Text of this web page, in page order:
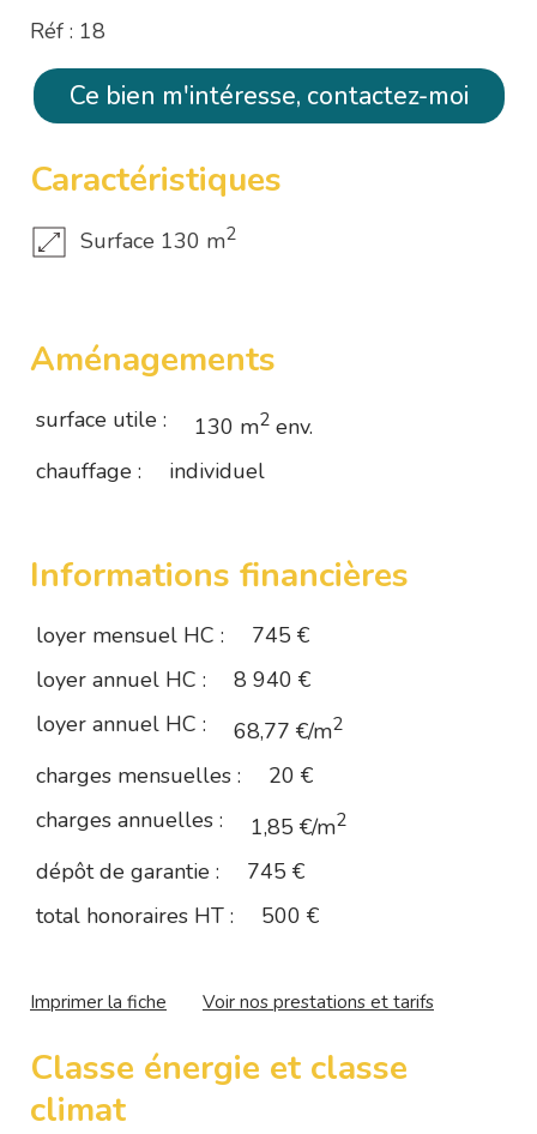
Réf : 18
Ce bien m'intéresse, contactez-moi
Caractéristiques
Surface 130 m2
Aménagements
surface utile : 130 m2 env.
chauffage :
individuel
Informations financières
loyer mensuel HC :
745 €
loyer annuel HC :
8 940 €
loyer annuel HC :
68,77 €/m2
charges mensuelles :
20 €
charges annuelles :
1,85 €/m2
dépôt de garantie :
745 €
total honoraires HT :
500 €
Imprimer la fiche Voir nos prestations et tarifs
Classe énergie et classe
climat